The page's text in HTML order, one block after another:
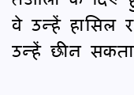
वे उन्हें हासिल
उन्हें छीन